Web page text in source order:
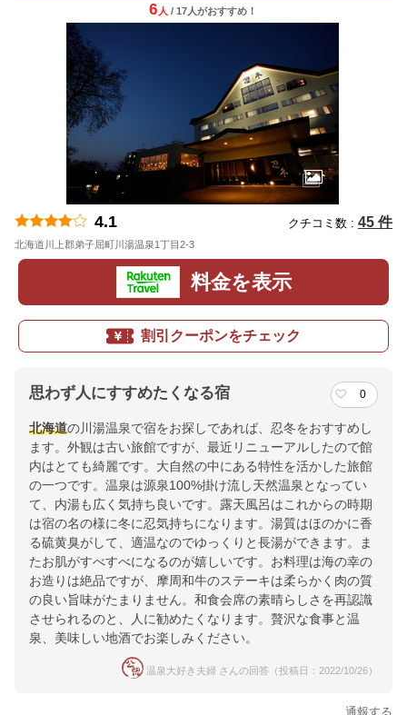
6 人 / 17人がおすすめ！
4.1 クチコミ数 : 45 件
北海道川上郡弟子屈町川湯温泉1丁目2-3
料金を表示
割引クーポンをチェック
思わず人にすすめたくなる宿 0
北海道の川湯温泉で宿をお探しであれば、忍冬をおすすめし
ます。外観は古い旅館ですが、最近リニューアルしたので館
内はとても綺麗です。大自然の中にある特性を活かした旅館
の一つです。温泉は源泉100%掛け流し天然温泉となってい
て、内湯も広く気持ち良いです。露天風呂はこれからの時期
は宿の名の様に冬に忍気持ちになります。湯質はほのかに香
る硫黄臭がして、適温なのでゆっくりと長湯ができます。ま
たお肌がすべすべになるのが嬉しいです。お料理は海の幸の
お造りは絶品ですが、摩周和牛のステーキは柔らかく肉の質
の良い旨味がたまりません。和食会席の素晴らしさを再認識
させられるのと、人に勧めたくなります。贅沢な食事と温
泉、美味しい地酒でお楽しみください。
温泉大好き夫婦 さんの回答（投稿日：2022/10/26）
通報する